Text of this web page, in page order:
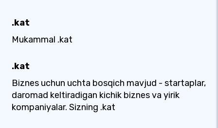
.kat
Mukammal .kat
.kat
Biznes uchun uchta bosqich mavjud - startaplar,
daromad keltiradigan kichik biznes va yirik
kompaniyalar. Sizning .kat